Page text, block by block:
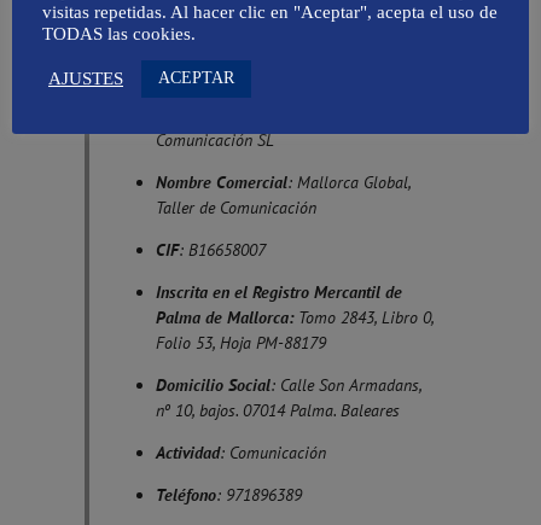
Identidad del Responsable del Tratamiento
Comunicación SL
Nombre Comercial: Mallorca Global,
Taller de Comunicación
CIF: B16658007
Inscrita en el Registro Mercantil de
Palma de Mallorca: Tomo 2843, Libro 0,
Folio 53, Hoja PM-88179
Domicilio Social: Calle Son Armadans,
nº 10, bajos. 07014 Palma. Baleares
Actividad: Comunicación
Teléfono: 971896389
visitas repetidas. Al hacer clic en "Aceptar", acepta el uso de
TODAS las cookies.
AJUSTES ACEPTAR